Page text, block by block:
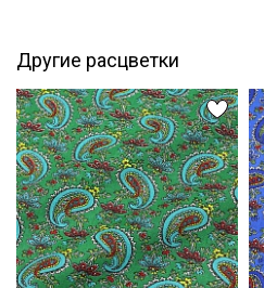
Другие расцветки
Электронная почта
Ознакомлен(а) сПолитикой
данныхи даюСогласие на
данных